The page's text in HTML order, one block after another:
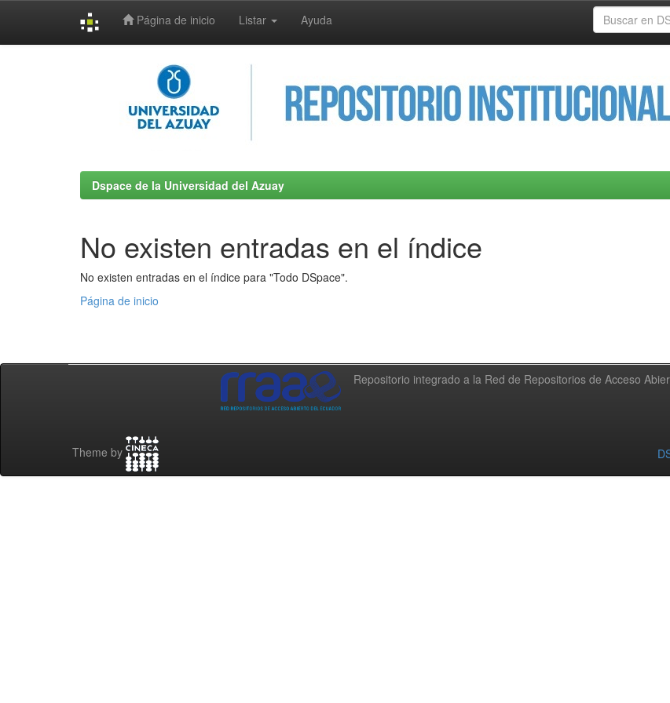
Página de inicio Listar Ayuda
Dspace de la Universidad del Azuay
No existen entradas en el índice
No existen entradas en el índice para "Todo DSpace".
Página de inicio
Repositorio integrado a la Red de Repositorios de Acceso
Theme by